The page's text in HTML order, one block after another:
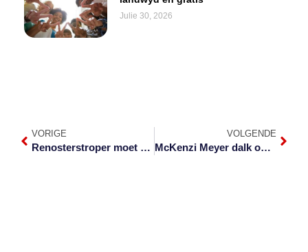
Julie 30, 2026
VORIGE
Renosterstroper moet 34 jaar sit
VOLGENDE
McKenzi Meyer dalk op pad na Antarktika